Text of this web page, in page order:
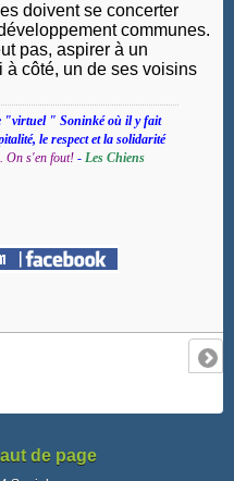
doivent se concerter
communes.
pas, aspirer à un
à côté, un de ses voisins
"virtuel " Soninké où il y fait
le respect et la solidarité
On s'en fout! - Les Chiens
de page